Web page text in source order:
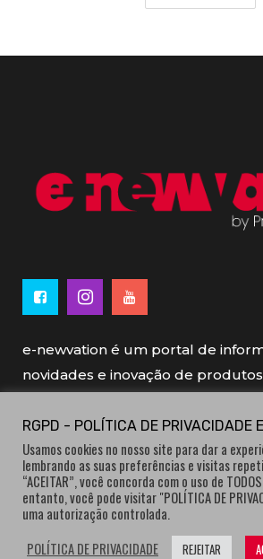
e-newvation é um portal de
novidades e inovação de produtos
e-newvation tem o patrocínio do “
Ano”, o prémio de inovação
consumidores.
RGPD - POLÍTICA DE PRIVACIDADE
Usamos cookies no nosso site para dar a
lembrando as suas preferências e visitas
“ACEITAR”, você concorda com o uso de
entanto, você pode visitar "POLÍTICA DE
uma autorização controlada.
POLÍTICA DE PRIVACIDADE
REJEITAR